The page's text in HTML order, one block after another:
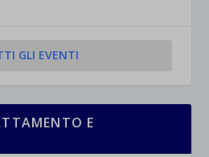
GLI EVENTI
E